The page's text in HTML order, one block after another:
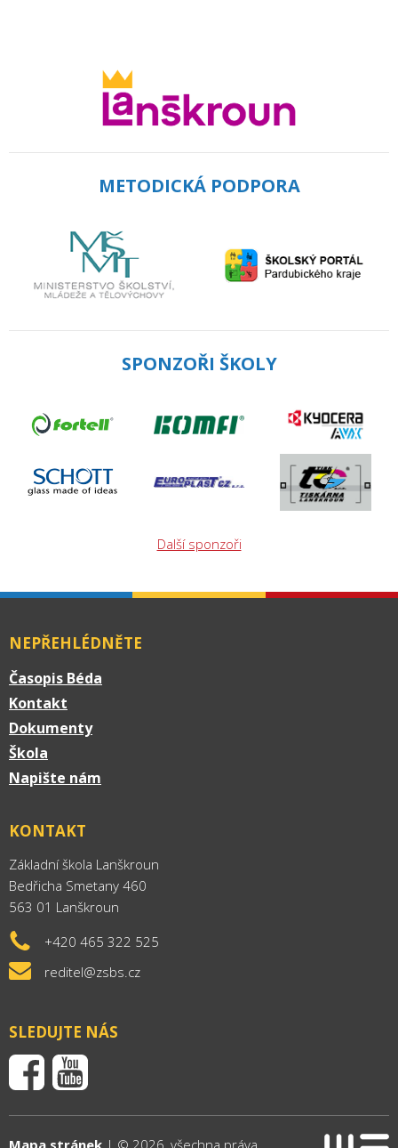
METODICKÁ PODPORA
SPONZOŘI ŠKOLY
Další sponzoři
NEPŘEHLÉDNĚTE
Časopis Béda
Kontakt
Dokumenty
Škola
Napište nám
KONTAKT
Základní škola Lanškroun
Bedřicha Smetany 460
563 01 Lanškroun
+420 465 322 525
reditel@zsbs.cz
SLEDUJTE NÁS
Mapa stránek | © 2026, všechna práva